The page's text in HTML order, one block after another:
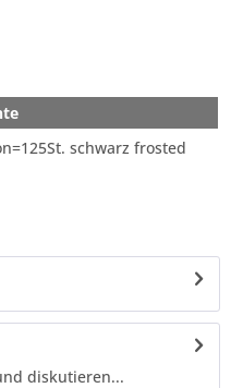
schwarz frosted
diskutieren...